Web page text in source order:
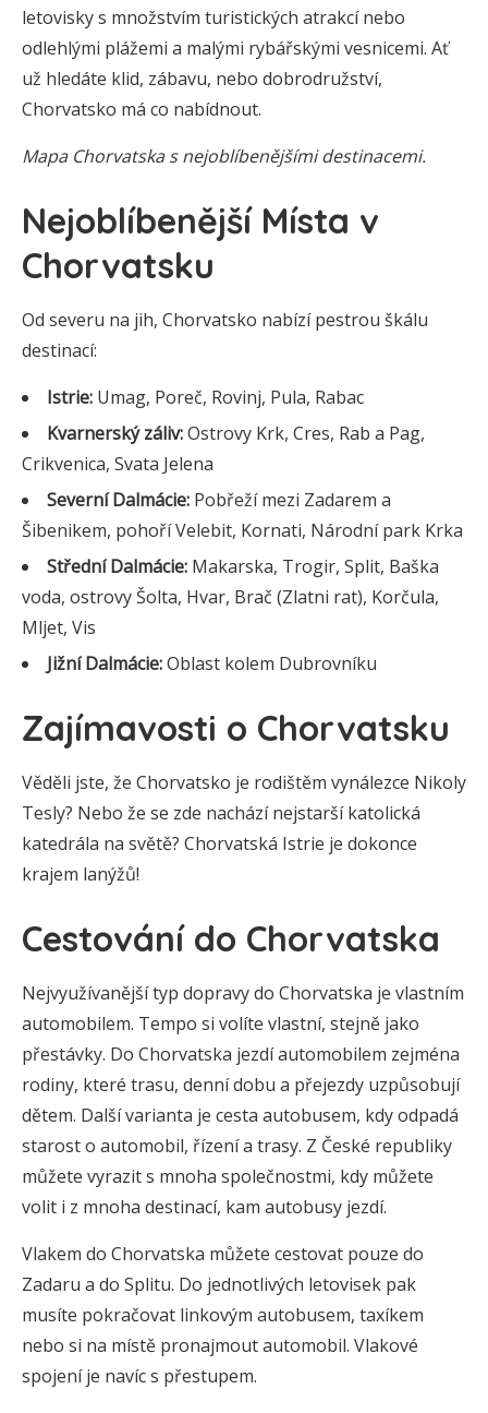
letovisky s množstvím turistických atrakcí nebo
odlehlými plážemi a malými rybářskými vesnicemi. Ať
už hledáte klid, zábavu, nebo dobrodružství,
Chorvatsko má co nabídnout.
Mapa Chorvatska s nejoblíbenějšími destinacemi.
Nejoblíbenější Místa v
Chorvatsku
Od severu na jih, Chorvatsko nabízí pestrou škálu
destinací:
Istrie: Umag, Poreč, Rovinj, Pula, Rabac
Kvarnerský záliv:Ostrovy Krk, Cres, Rab a Pag,
Crikvenica, Svata Jelena
Severní Dalmácie: Pobřeží mezi Zadarem a
Šibenikem, pohoří Velebit, Kornati, Národní park Krka
Střední Dalmácie: Makarska, Trogir, Split, Baška
voda, ostrovy Šolta, Hvar, Brač (Zlatni rat), Korčula,
Mljet, Vis
Jižní Dalmácie:Oblast kolem Dubrovníku
Zajímavosti o Chorvatsku
Věděli jste, že Chorvatsko je rodištěm vynálezce Nikoly
Tesly? Nebo že se zde nachází nejstarší katolická
katedrála na světě? Chorvatská Istrie je dokonce
krajem lanýžů!
Cestování do Chorvatska
Nejvyužívanější typ dopravy do Chorvatska je vlastním
automobilem. Tempo si volíte vlastní, stejně jako
přestávky. Do Chorvatska jezdí automobilem zejména
rodiny, které trasu, denní dobu a přejezdy uzpůsobují
dětem. Další varianta je cesta autobusem, kdy odpadá
starost o automobil, řízení a trasy. Z České republiky
můžete vyrazit s mnoha společnostmi, kdy můžete
volit i z mnoha destinací, kam autobusy jezdí.
Vlakem do Chorvatska můžete cestovat pouze do
Zadaru a do Splitu. Do jednotlivých letovisek pak
musíte pokračovat linkovým autobusem, taxíkem
nebo si na místě pronajmout automobil. Vlakové
spojení je navíc s přestupem.